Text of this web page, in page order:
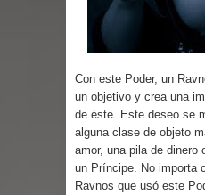
Con este Poder, un
un objetivo y crea una
de éste. Este deseo se
alguna clase de objeto
amor, una pila de dinero
un Príncipe. No importa
Ravnos que usó este